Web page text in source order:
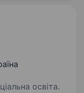
освіта.